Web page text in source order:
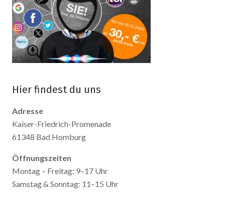
Hier findest du uns
Adresse
Kaiser-Friedrich-Promenade
61348 Bad Homburg
Öffnungszeiten
Montag – Freitag: 9–17 Uhr
Samstag & Sonntag: 11–15 Uhr